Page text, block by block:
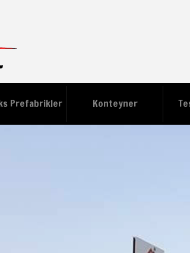
Prefabrikler Konteyner